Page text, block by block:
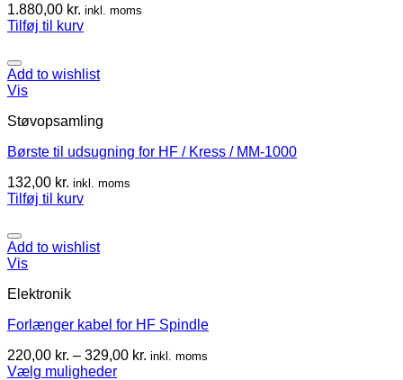
1.880,00 kr. inkl. moms
Tilføj til kurv
Add to wishlist
Vis
Støvopsamling
Børste til udsugning for HF / Kress / MM-1000
132,00 kr. inkl. moms
Tilføj til kurv
Add to wishlist
Vis
Elektronik
Forlænger kabel for HF Spindle
220,00 kr. – 329,00 kr. inkl. moms
Vælg muligheder